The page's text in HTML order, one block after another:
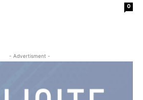
0
- Advertisment -